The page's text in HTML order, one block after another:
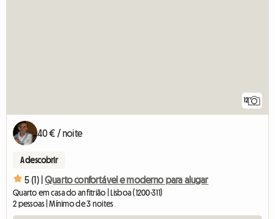
12
40 € / noite
A descobrir
5 (1) | Quarto confortável e moderno para alugar
Quarto em casa do anfitrião | Lisboa (1200-311)
2 pessoas | Mínimo de 3 noites